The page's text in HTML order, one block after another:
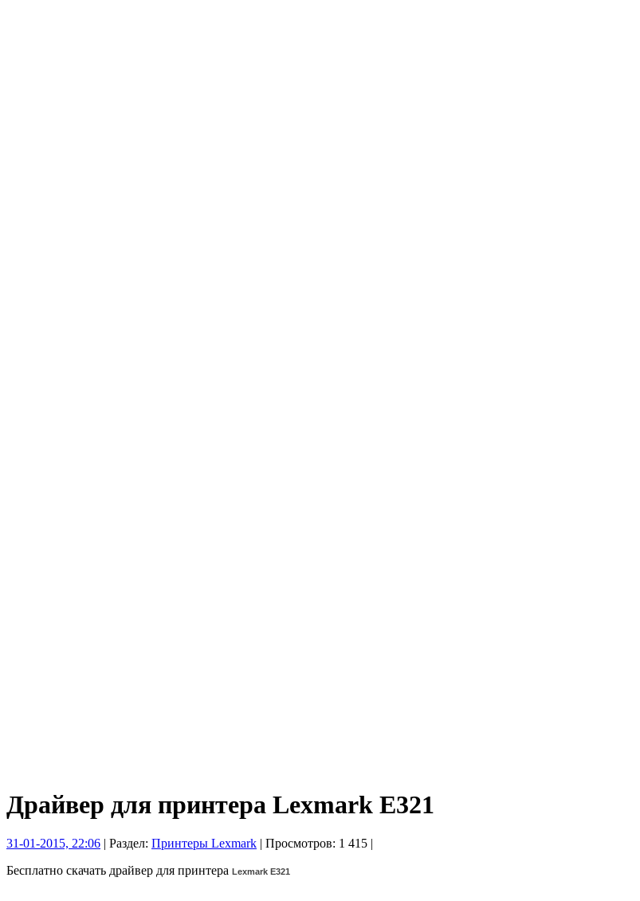
Драйвер для принтера Lexmark E321
31-01-2015, 22:06 | Раздел: Принтеры Lexmark | Просмотров: 1 415 |
Бесплатно скачать драйвер для принтера Lexmark E321